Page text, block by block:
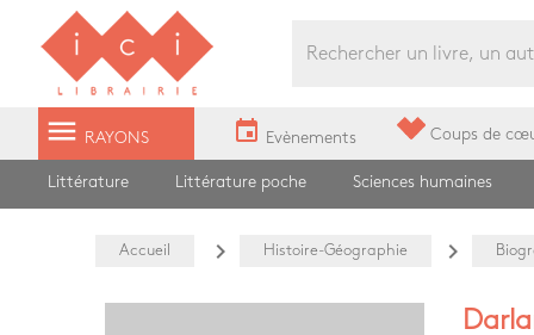
Librairie Ici Grands Boulevards
menu RAYONS event Evènements Coups de
Littérature Littérature poche Sciences humaines
Accueil navigate_next Histoire-Géographie navigate_next